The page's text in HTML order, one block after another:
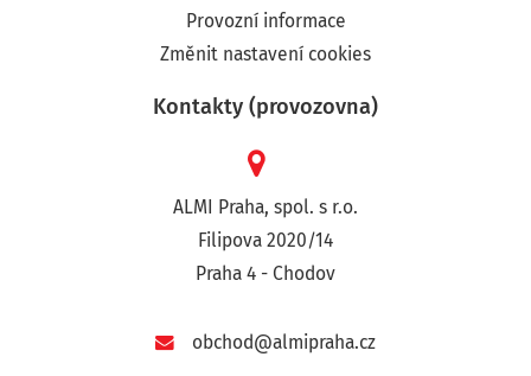
Provozní informace
Změnit nastavení cookies
Kontakty (provozovna)
ALMI Praha, spol. s r.o.
Filipova 2020/14
Praha 4 - Chodov
obchod@almipraha.cz